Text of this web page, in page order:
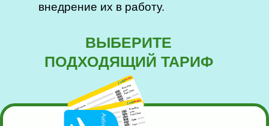
внедрение их в работу.
ВЫБЕРИТЕ
ПОДХОДЯЩИЙ ТАРИФ